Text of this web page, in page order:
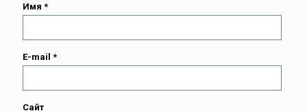
Имя *
E-mail *
Сайт